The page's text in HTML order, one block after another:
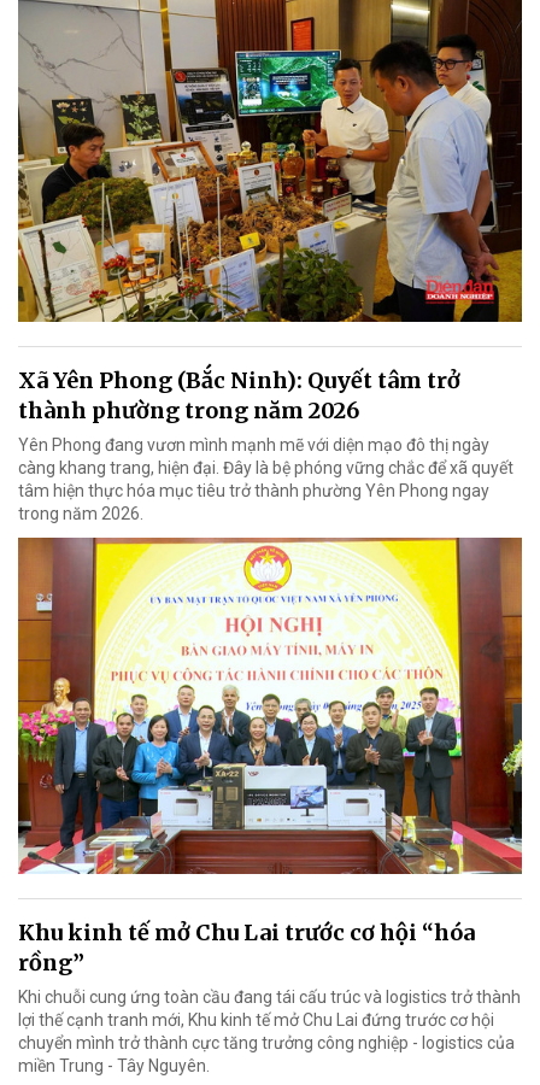
Xã Yên Phong (Bắc Ninh): Quyết tâm trở
thành phường trong năm 2026
Yên Phong đang vươn mình mạnh mẽ với diện mạo đô thị ngày
càng khang trang, hiện đại. Đây là bệ phóng vững chắc để xã quyết
tâm hiện thực hóa mục tiêu trở thành phường Yên Phong ngay
trong năm 2026.
Khu kinh tế mở Chu Lai trước cơ hội “hóa
rồng”
Khi chuỗi cung ứng toàn cầu đang tái cấu trúc và logistics trở thành
lợi thế cạnh tranh mới, Khu kinh tế mở Chu Lai đứng trước cơ hội
chuyển mình trở thành cực tăng trưởng công nghiệp - logistics của
miền Trung - Tây Nguyên.